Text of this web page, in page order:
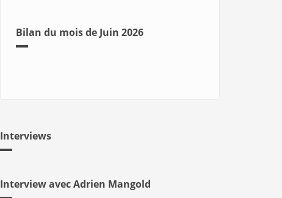
Bilan du mois de Juin 2026
Interviews
Interview avec Adrien Mangold